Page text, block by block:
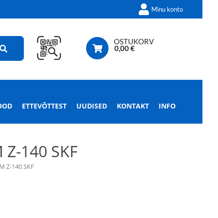
Minu konto
OSTUKORV
0,00€
ETTEVÕTTEST UUDISED KONTAKT INFO
140 SKF
Z-140 SKF